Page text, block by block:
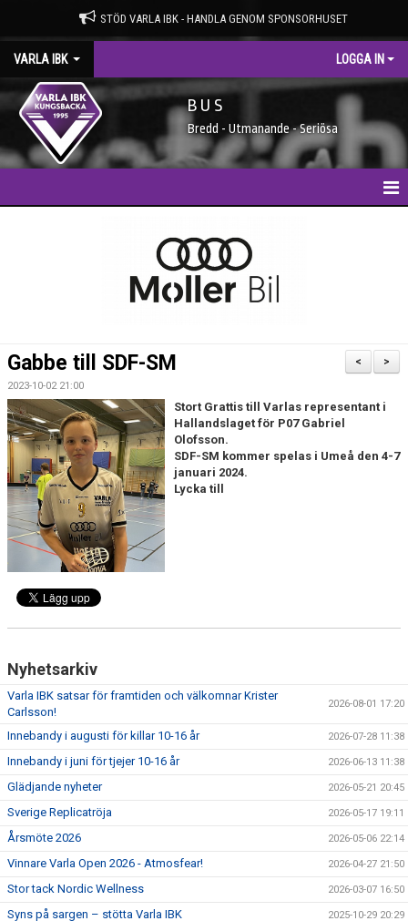
STÖD VARLA IBK - HANDLA GENOM SPONSORHUSET
VARLA IBK LOGGA IN
B U S
Bredd - Utmanande - Seriösa
SPONSORER
OM KLUBBEN
KALENDER
VÅRA LAG
KONTAKT
BILDGALLERI
DOKUMENT
>
<
Gabbe till SDF-SM
2023-10-02 21:00
Stort Grattis till Varlas representant i
Hallandslaget för P07 Gabriel
Olofsson.
SDF-SM kommer spelas i Umeå den 4-7
januari 2024.
Lycka till
Nyhetsarkiv
Varla IBK satsar för framtiden och välkomnar Krister
Carlsson!
2026-08-01 17:20
Innebandy i augusti för killar 10-16 år 2026-07-28 11:38
Innebandy i juni för tjejer 10-16 år 2026-06-13 11:38
Glädjande nyheter 2026-05-21 20:45
Sverige Replicatröja 2026-05-17 19:11
Årsmöte 2026 2026-05-06 22:14
Vinnare Varla Open 2026 - Atmosfear! 2026-04-27 21:50
Stor tack Nordic Wellness 2026-03-07 16:50
Syns på sargen – stötta Varla IBK 2025-10-29 20:29